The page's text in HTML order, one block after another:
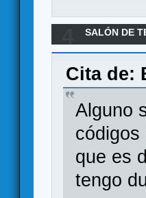
SALÓN DE
Cita de:
Alguno
códigos
que es
tengo